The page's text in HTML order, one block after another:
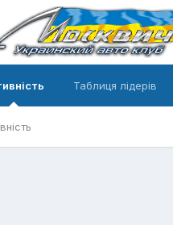
Таблиця лідерів